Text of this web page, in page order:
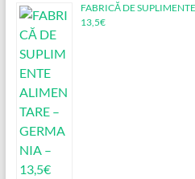
FABRICĂ DE
13,5€